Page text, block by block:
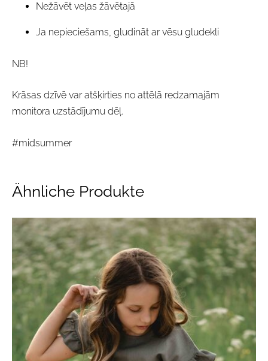
Nežāvēt veļas žāvētajā
Ja nepieciešams, gludināt ar vēsu gludekli
NB!
Krāsas dzīvē var atšķirties no attēlā redzamajām
monitora uzstādījumu dēļ.
#midsummer
Ähnliche Produkte